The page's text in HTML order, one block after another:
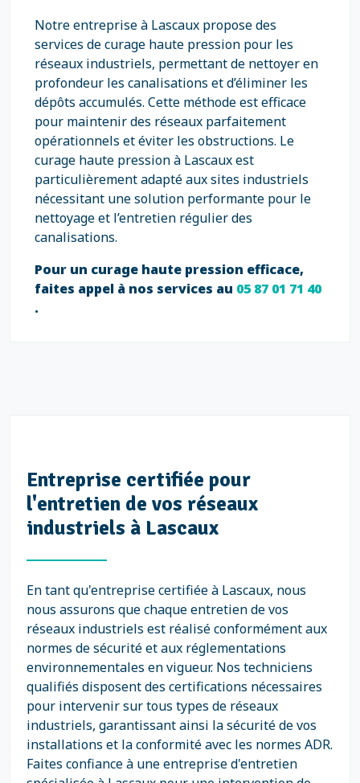
Notre entreprise à Lascaux propose des
services de curage haute pression pour les
réseaux industriels, permettant de nettoyer en
profondeur les canalisations et d’éliminer les
dépôts accumulés. Cette méthode est efficace
pour maintenir des réseaux parfaitement
opérationnels et éviter les obstructions. Le
curage haute pression à Lascaux est
particulièrement adapté aux sites industriels
nécessitant une solution performante pour le
nettoyage et l’entretien régulier des
canalisations.
Pour un curage haute pression efficace,
faites appel à nos services au 05 87 01 71 40
.
Entreprise certifiée pour
l'entretien de vos réseaux
industriels à Lascaux
En tant qu'entreprise certifiée à Lascaux, nous
nous assurons que chaque entretien de vos
réseaux industriels est réalisé conformément aux
normes de sécurité et aux réglementations
environnementales en vigueur. Nos techniciens
qualifiés disposent des certifications nécessaires
pour intervenir sur tous types de réseaux
industriels, garantissant ainsi la sécurité de vos
installations et la conformité avec les normes ADR.
Faites confiance à une entreprise d'entretien